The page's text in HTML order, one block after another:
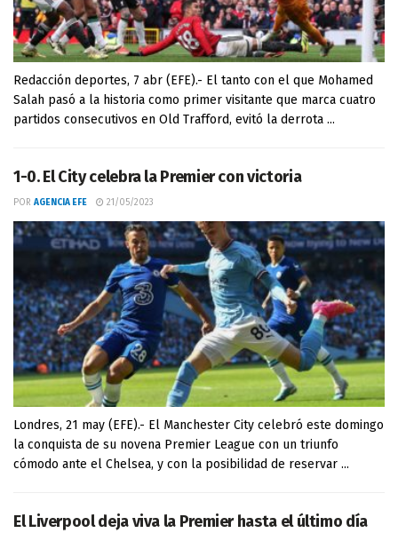
Redacción deportes, 7 abr (EFE).- El tanto con el que Mohamed
Salah pasó a la historia como primer visitante que marca cuatro
partidos consecutivos en Old Trafford, evitó la derrota ...
1-0. El City celebra la Premier con victoria
POR AGENCIA EFE 21/05/2023
Londres, 21 may (EFE).- El Manchester City celebró este domingo
la conquista de su novena Premier League con un triunfo
cómodo ante el Chelsea, y con la posibilidad de reservar ...
El Liverpool deja viva la Premier hasta el último día